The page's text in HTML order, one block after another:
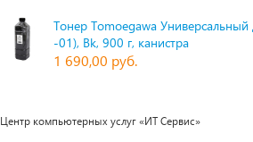
Тонер Tomoegawa
-01), Bk, 900 г, канистра
1 690,00 руб.
Центр компьютерных услуг «ИТ Сервис»